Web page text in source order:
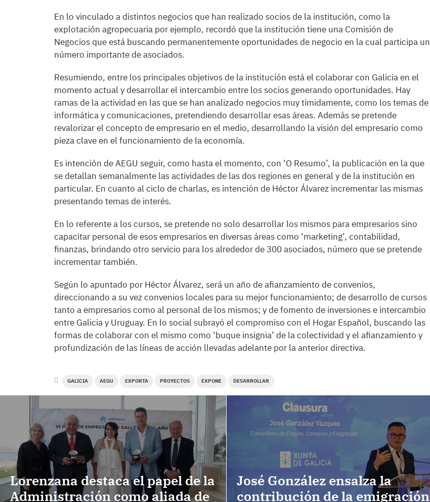
En lo vinculado a distintos negocios que han realizado socios de la institución, como la
explotación agropecuaria por ejemplo, recordó que la institución tiene una Comisión de
Negocios que está buscando permanentemente oportunidades de negocio en la cual participa un
número importante de asociados.
Resumiendo, entre los principales objetivos de la institución está el colaborar con Galicia en el
momento actual y desarrollar el intercambio entre los socios generando oportunidades. Hay
ramas de la actividad en las que se han analizado negocios muy tímidamente, como los temas de
informática y comunicaciones, pretendiendo desarrollar esas áreas. Además se pretende
revalorizar el concepto de empresario en el medio, desarrollando la visión del empresario como
pieza clave en el funcionamiento de la economía.
Es intención de AEGU seguir, como hasta el momento, con ‘O Resumo’, la publicación en la que
se detallan semanalmente las actividades de las dos regiones en general y de la institución en
particular. En cuanto al ciclo de charlas, es intención de Héctor Álvarez incrementar las mismas
presentando temas de interés.
En lo referente a los cursos, se pretende no solo desarrollar los mismos para empresarios sino
capacitar personal de esos empresarios en diversas áreas como ‘marketing’, contabilidad,
finanzas, brindando otro servicio para los alrededor de 300 asociados, número que se pretende
incrementar también.
Según lo apuntado por Héctor Álvarez, será un año de afianzamiento de convenios,
direccionando a su vez convenios locales para su mejor funcionamiento; de desarrollo de cursos
tanto a empresarios como al personal de los mismos; y de fomento de inversiones e intercambio
entre Galicia y Uruguay. En lo social subrayó el compromiso con el Hogar Español, buscando las
formas de colaborar con el mismo como ‘buque insignia’ de la colectividad y el afianzamiento y
profundización de las líneas de acción llevadas adelante por la anterior directiva.
GALICIA AEGU EXPORTA PROYECTOS EXPONE DESARROLLAR
Lorenzana destaca el papel de la
Administración como aliada de
José González ensalza la
contribución de la emigración